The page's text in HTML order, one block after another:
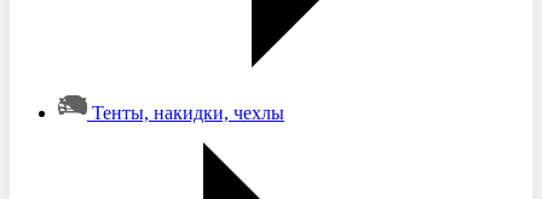
Тенты, накидки, чехлы